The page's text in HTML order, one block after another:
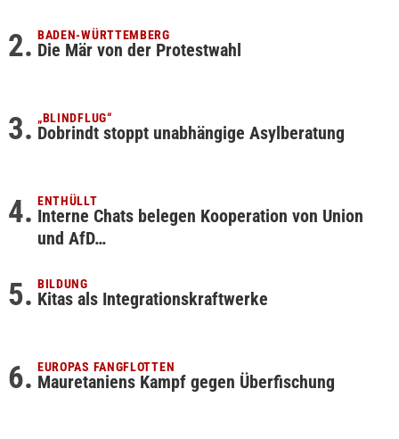
BADEN-WÜRTTEMBERG
Die Mär von der Protestwahl
„BLINDFLUG“
Dobrindt stoppt unabhängige Asylberatung
ENTHÜLLT
Interne Chats belegen Kooperation von Union
und AfD…
BILDUNG
Kitas als Integrationskraftwerke
EUROPAS FANGFLOTTEN
Mauretaniens Kampf gegen Überfischung